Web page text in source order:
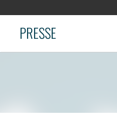
PRESSE